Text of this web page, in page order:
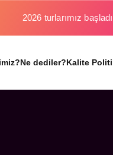
2026 turlarımız
Ne dediler?Kalite